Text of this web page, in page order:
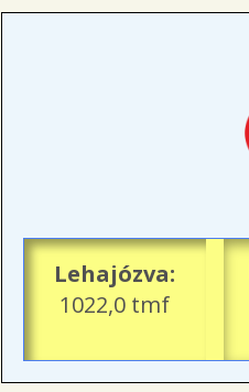
Lehajózva:
1022,0 tmf